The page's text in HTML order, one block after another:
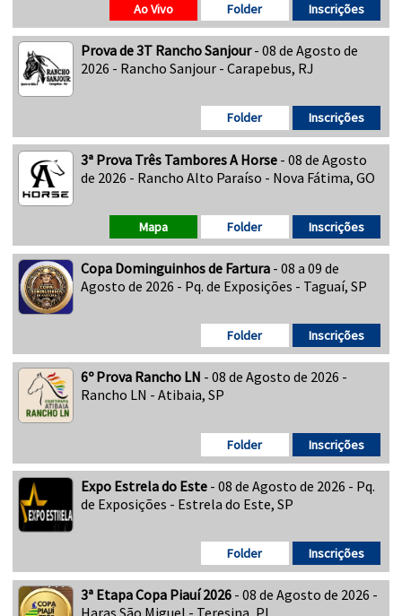
Inscrições
Folder
Ao Vivo
Prova de 3T Rancho Sanjour- 08 de Agosto de
2026 - Rancho Sanjour - Carapebus, RJ
Inscrições
Folder
3ª Prova Três Tambores A Horse - 08 de Agosto
de 2026 - Rancho Alto Paraíso - Nova Fátima, GO
Inscrições
Folder
Mapa
Copa Dominguinhos de Fartura - 08 a 09 de
Agosto de 2026 - Pq. de Exposições - Taguaí, SP
Inscrições
Folder
6º Prova Rancho LN - 08 de Agosto de 2026 -
Rancho LN - Atibaia, SP
Inscrições
Folder
Expo Estrela do Este - 08 de Agosto de 2026 - Pq.
de Exposições - Estrela do Este, SP
Inscrições
Folder
3ª Etapa Copa Piauí 2026 - 08 de Agosto de 2026 -